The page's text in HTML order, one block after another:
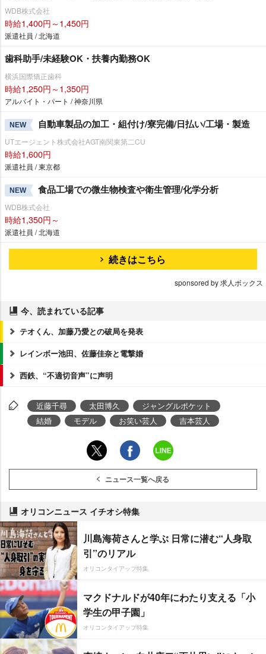
WDB株式会社
時給1,400円～1,450円
派遣社員 / 北海道
歯科助手/未経験OK・扶養内勤務OK
横浜国際矯正歯科
時給1,250円～1,350円
アルバイト・パート / 神奈川県
NEW 自動車製品の加工・組付け/寮完備/日払い/工場・製造
UTエージェント株式会社AGT南関東第二CU
時給1,600円
派遣社員 / 東京都
NEW 食品工場での微生物検査や衛生管理/化学分析
WDB株式会社
時給1,350円～
派遣社員 / 北海道
続きはこちら
sponsored by 求人ボックス
今、読まれている記事
テオくん、加藤乃愛との破局を発表
レインボー池田、佐藤佳奈と電撃婚
西鉄、“不適切音声”に声明
近藤千尋 太田博久
ジャングルポケット
結婚
モデル お笑い芸人 吉本芸人
ニュース一覧へ戻る
オリコンニュース イチオシ特集
川島海荷さんと学ぶ 日常に潜む“人身取
引”のリアル
オリコンタイアップ特集
マクドナルドが40年にわたり支える「小
学生の甲子園」
オリコンタイアップ特集